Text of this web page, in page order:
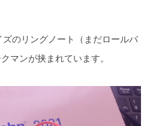
のリングノート（まだロールバ
マンが挟まれています。